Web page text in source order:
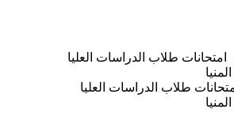
طلاب الدراسات العليا